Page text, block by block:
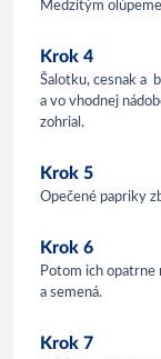
Medzitým
Krok 4
Šalotku, cesnak a
a vo vhodnej
zohrial.
Krok 5
Opečené papriky
Krok 6
Potom ich
a semená.
Krok 7